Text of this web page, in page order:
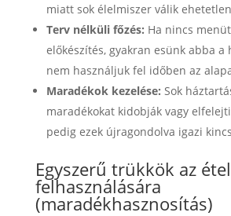
miatt sok élelmiszer válik
Terv nélküli főzés: Ha nincs
előkészítés, gyakran esünk abba a
nem használjuk fel időben az
Maradékok kezelése: Sok
maradékokat kidobják vagy
pedig ezek újragondolva igazi
Egyszerű trükkök az
felhasználására
(maradékhasznosítás)